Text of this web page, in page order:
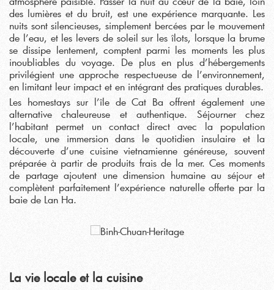
des lumières et du bruit, est une expérience marquante. Les
nuits sont silencieuses, simplement bercées par le mouvement
de l’eau, et les levers de soleil sur les îlots, lorsque la brume
se dissipe lentement, comptent parmi les moments les plus
inoubliables du voyage. De plus en plus d’hébergements
privilégient une approche respectueuse de l’environnement,
en limitant leur impact et en intégrant des pratiques durables.
Les homestays sur l’île de Cat Ba offrent également une
alternative chaleureuse et authentique. Séjourner chez
l’habitant permet un contact direct avec la population
locale, une immersion dans le quotidien insulaire et la
découverte d’une cuisine vietnamienne généreuse, souvent
préparée à partir de produits frais de la mer. Ces moments
de partage ajoutent une dimension humaine au séjour et
complètent parfaitement l’expérience naturelle offerte par la
baie de Lan Ha.
La vie locale et la cuisine